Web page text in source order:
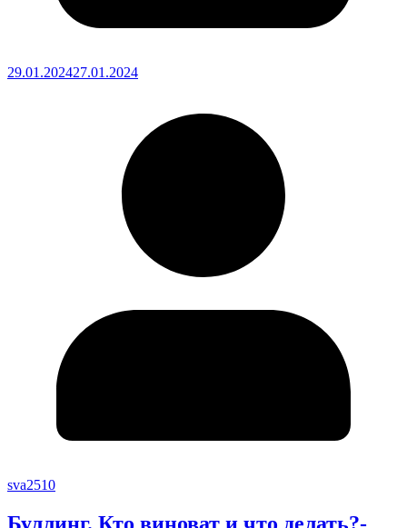
29.01.202427.01.2024
sva2510